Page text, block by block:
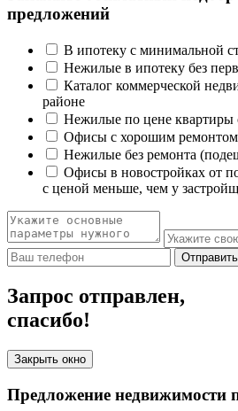
предложений
В ипотеку с минимальной
Нежилые в ипотеку без
Каталог коммерческой
районе
Нежилые по цене квартиры
Офисы с хорошим ремонтом
Нежилые без ремонта
Офисы в новостройках от
с ценой меньше, чем у
Отправить
Запрос отправлен,
спасибо!
Закрыть окно
Предложение недвижимости